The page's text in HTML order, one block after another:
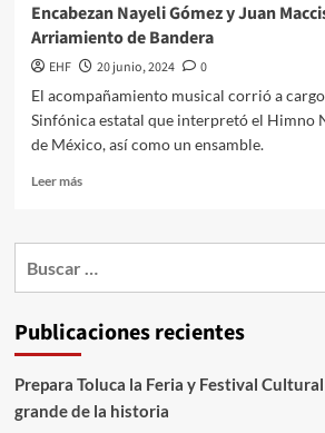
Encabezan Nayeli Gómez y Juan
Arriamiento de Bandera
EHF 20 junio, 2024
0
El acompañamiento musical corrió a
Sinfónica estatal que interpretó el Himno
de México, así como un ensamble.
Leer más
Publicaciones recientes
Prepara Toluca la Feria y Festival
grande de la historia